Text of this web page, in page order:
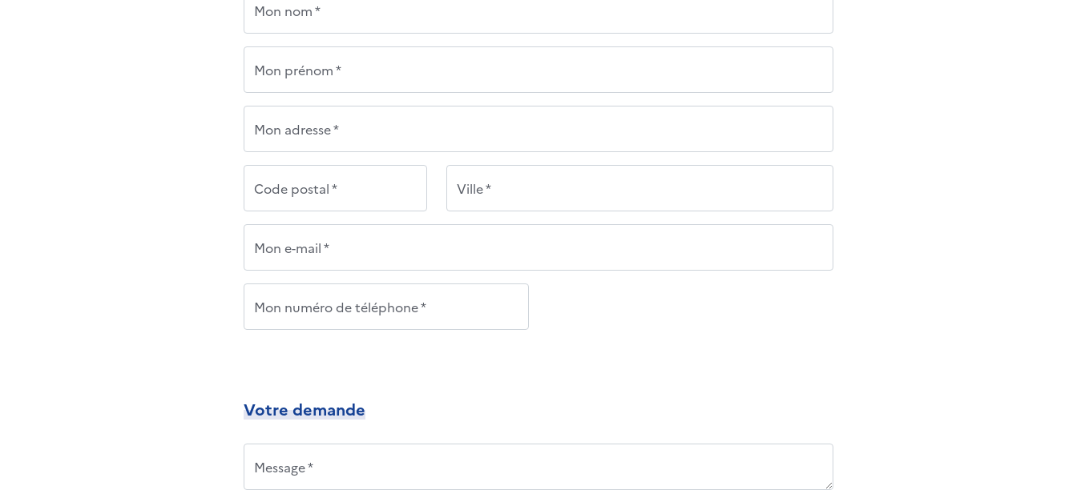
Mon nom *
Mon prénom *
Mon adresse *
Code postal * Ville *
Mon e-mail *
Mon numéro de téléphone *
Votre demande
Message *